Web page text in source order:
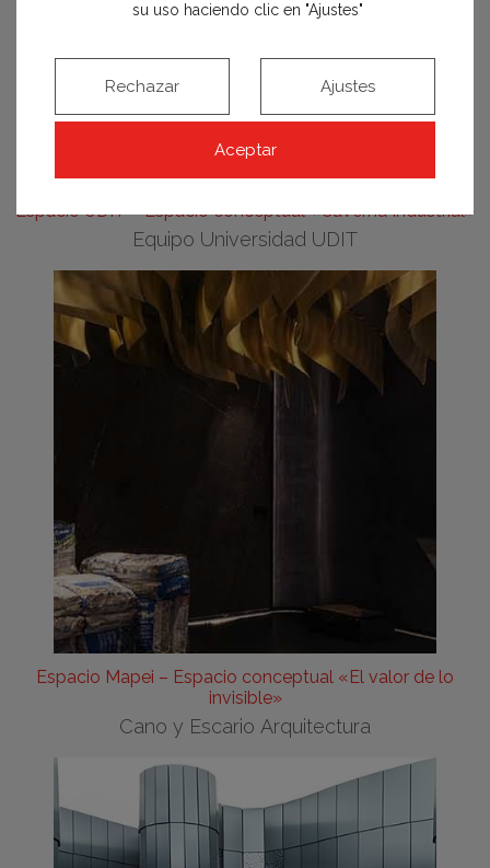
Espacio UDIT – Espacio conceptual «Caverna Industrial»
Equipo Universidad UDIT
Espacio Mapei – Espacio conceptual «El valor de lo
invisible»
Cano y Escario Arquitectura
su uso haciendo clic en "Ajustes"
Aceptar
Rechazar Ajustes